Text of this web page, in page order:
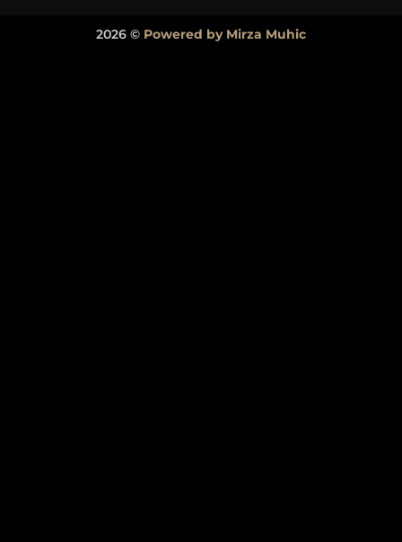
2026 © Powered by Mirza Muhic